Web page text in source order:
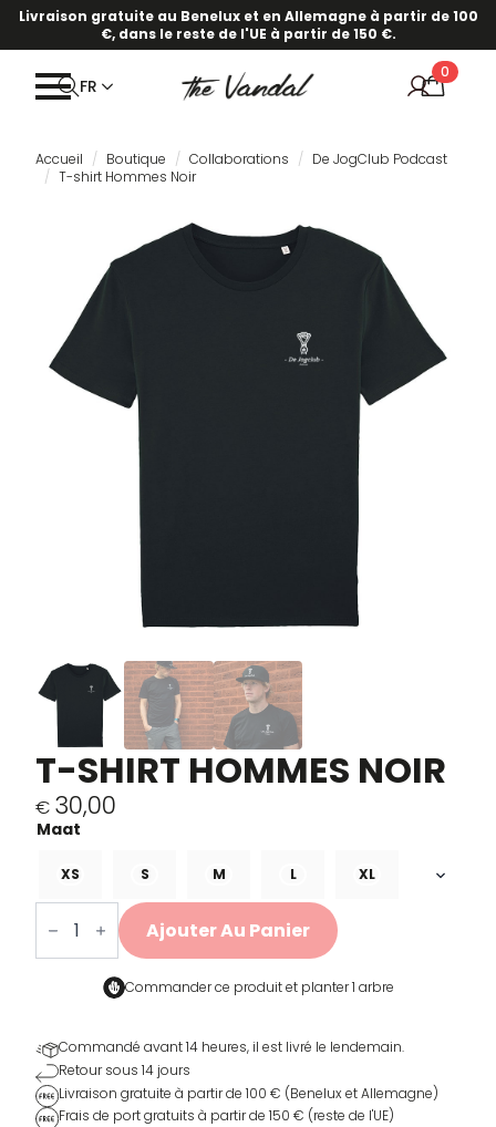
Livraison gratuite au Benelux et en Allemagne à partir de 100
€, dans le reste de l'UE à partir de 150 €.
FR
0
Accueil Boutique Collaborations
De JogClub Podcast
T-shirt Hommes Noir
T-SHIRT HOMMES NOIR
€ 30,00
XS S M L XL
quantité
de
Heren
T-
Ajouter Au Panier
Commander ce produit et planter 1 arbre
Commandé avant 14 heures, il est livré le lendemain.
Retour sous 14 jours
Livraison gratuite à partir de 100 € (Benelux et Allemagne)
Frais de port gratuits à partir de 150 € (reste de l'UE)